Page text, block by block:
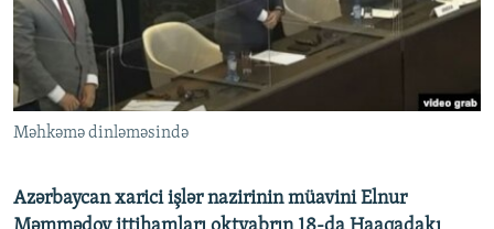
İNFOQRAFIKA
KARIKATURA
AZƏRBAYCAN ƏDƏBIYYATI KITABXANASI
İSLAM VƏ DEMOKRATIYA
İZ - MƏDƏNIYYƏT PROQRAMI
MISSIYAMIZ
PEŞƏ ETIKASI VƏ JURNALISTIKA STANDARTLARIMIZ
MATERIALLARIMIZDAN ISTIFADƏ
AZADLIQRADIOSU MOBIL TELEFONUNUZDA
XƏBƏR BÜLLETENLƏRIMIZ
BIZI IZLƏ
RFE/RL-in bütün saytları
Məhkəmə dinləməsində
Azərbaycan xarici işlər nazirinin müavini Elnur